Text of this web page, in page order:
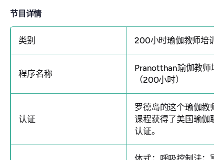
节目详情
类别 200小时瑜伽教师培训
程序名称
Pranotthan瑜伽教师培
（200小时）
认证
罗德岛的这个瑜伽教师
课程获得了美国瑜伽联
认证。